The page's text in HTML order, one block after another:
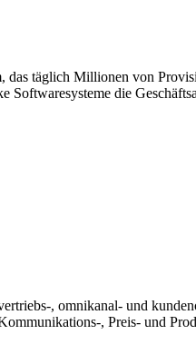
täglich Millionen von
Softwaresysteme die
, omnikanal- und
, Preis- und